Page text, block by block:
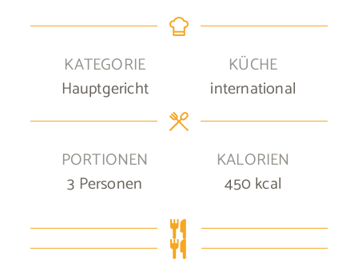
KATEGORIE
Hauptgericht
KÜCHE
international
PORTIONEN
3 Personen
KALORIEN
450kcal